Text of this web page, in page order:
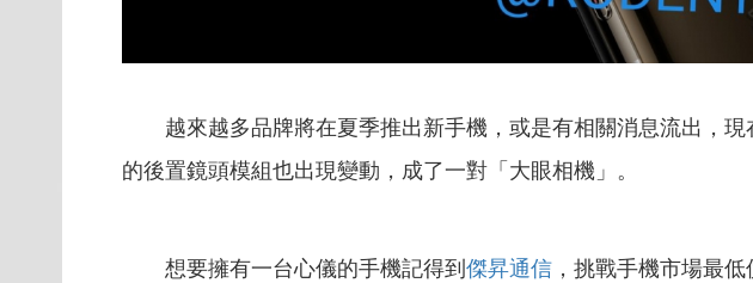
越來越多品牌將在夏季推出新手機，或是有相關消息流出，
的後置鏡頭模組也出現變動，成了一對「大眼相機」。
想要擁有一台心儀的手機記得到 傑昇通信 ，挑戰手機市場最